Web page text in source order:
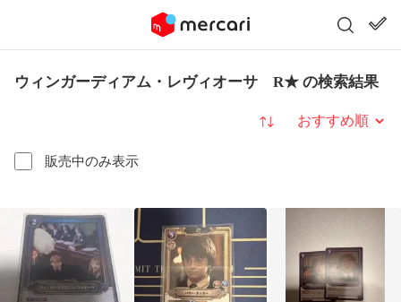
ウィンガーディアム・レヴィオーサ R★ の検索結果
販売中のみ表示
並び替え